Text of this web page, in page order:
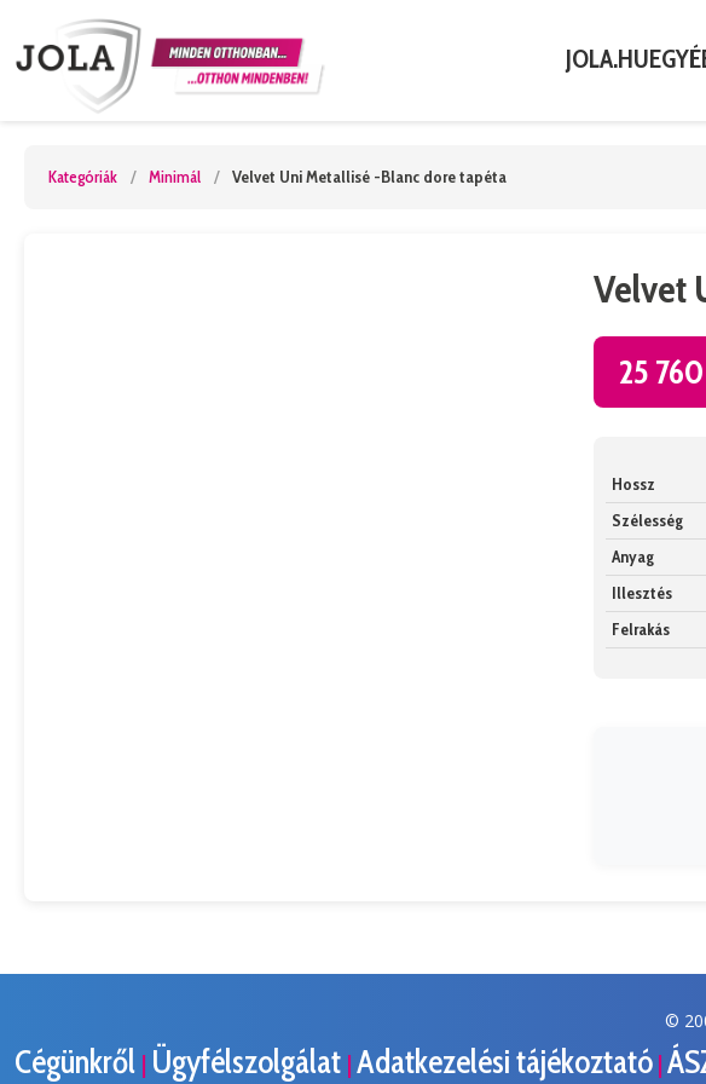
JOLA.HU
Kategóriák / Minimál / Velvet Uni Metallisé -Blanc dore tapéta
Velvet
25
Hossz
Szélesség
Anyag
Illesztés
Felrakás
©
Cégünkről | Ügyfélszolgálat | Adatkezelési tájékoztató |